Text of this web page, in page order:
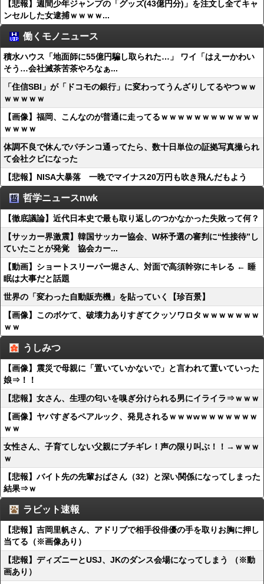
【悲報】週間少年ジャンプの「グッズ(43億円分)」を注文し全てキャ
ンセルした女逮捕ｗｗｗｗ...
働くモノニュース
積水ハウス「地面師に55億円騙し取られた…」 ワイ「はえーかわい
そう…会社滅茶苦茶やろなぁ...
「住信SBI」が「ドコモの銀行」に変わってうんざりしてるやつｗｗ
ｗｗｗｗｗ
【画像】福岡、こんなのが普通に走ってるｗｗｗｗｗｗｗｗｗｗｗｗ
ｗｗｗｗ
体調不良で休んでパチンコ通ってたら、数十日単位の証拠写真撮られ
て会社クビになった
【悲報】NISA大暴落 一晩でマイナス20万円も吹き飛んだもよう
哲学ニュースnwk
【徹底議論】近代日本史で最も取り返しのつかなかった失敗って何？
【サッカー界激震】韓国サッカー協会、W杯予選の審判に“性接待”し
ていたことが発覚 協会カー...
【動画】ショートスリーパー堀さん、対面で高須幹弥にキレる ← 睡
眠は大事だと話題
世界の「変わった自動販売機」を貼っていく【珍百景】
【画像】このボケて、破壊力ありすぎてクッソワロタｗｗｗｗｗｗｗ
ｗｗ
うしみつ
【画像】震災で母親に「置いていかないで」と言われて置いていった
娘⇒！！
【悲報】女さん、生理の匂いを嗅ぎ分けられる男にイライラ⇒ｗｗｗ
【画像】ヤバすぎるペアルック、発見されるｗｗｗwｗｗｗｗｗｗｗ
ｗｗ
女性さん、子育てしない父親にブチギレ！声の限り叫ぶ！！→ｗｗｗ
ｗ
【悲報】バイト先の先輩おばさん（32）と深い関係になってしまった
結果⇒ｗ
ラビット速報
【悲報】吉岡里帆さん、アドリブで相手役俳優の手を取りお胸に押し
当てる（※画像あり）
【悲報】ディズニーとUSJ、JKのダンス会場になってしまう （※動
画あり）